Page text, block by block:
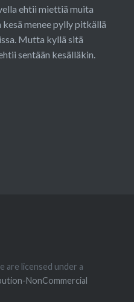
ehtii miettiä muita
kesä menee pylly pitkällä
Mutta kyllä sitä
sentään kesälläkin.
are licensed under a
NonCommercial